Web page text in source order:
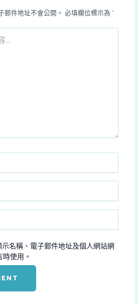
郵件地址不會公開。 必填欄位標示為 *
示名稱、電子郵件地址及個人網站網
使用。